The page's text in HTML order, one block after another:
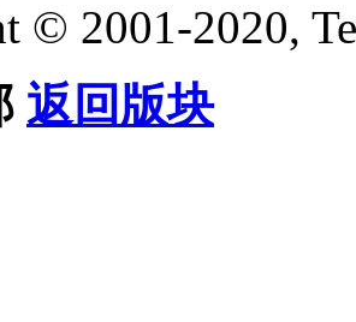
© 2001-2020,
返回版块